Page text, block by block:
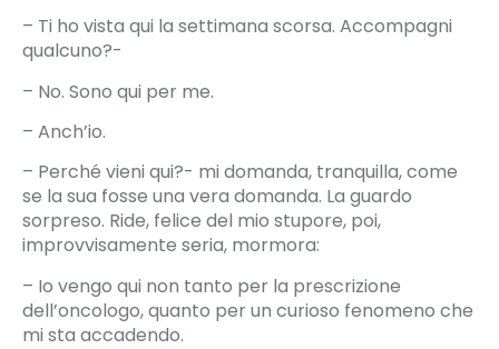
– Ti ho vista qui la settimana scorsa. Accompagni
qualcuno?-
– No. Sono qui per me.
– Anch’io.
– Perché vieni qui?- mi domanda, tranquilla, come
se la sua fosse una vera domanda. La guardo
sorpreso. Ride, felice del mio stupore, poi,
improvvisamente seria, mormora:
– Io vengo qui non tanto per la prescrizione
dell’oncologo, quanto per un curioso fenomeno che
mi sta accadendo.